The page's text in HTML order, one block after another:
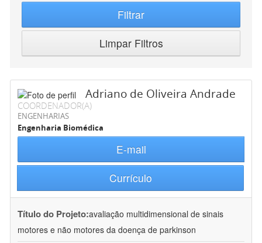
Filtrar
Limpar Filtros
Adriano de Oliveira Andrade
COORDENADOR(A)
ENGENHARIAS
Engenharia Biomédica
E-mail
Currículo
Título do Projeto:avaliação multidimensional de sinais
motores e não motores da doença de parkinson